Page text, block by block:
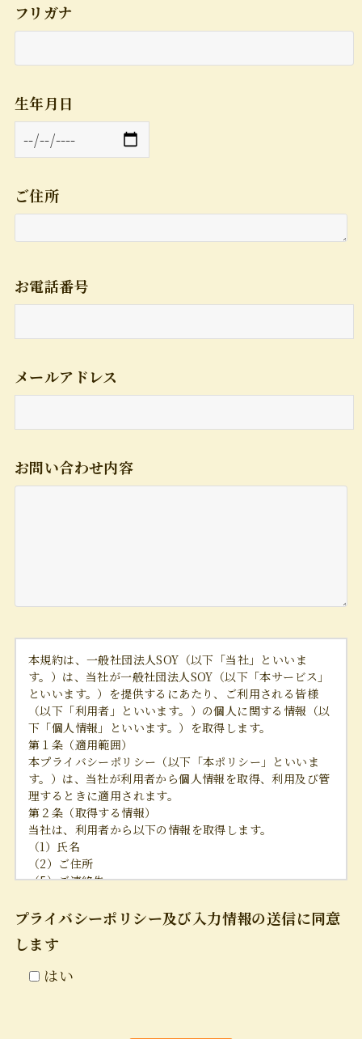
フリガナ
生年月日
ご住所
お電話番号
メールアドレス
お問い合わせ内容
本規約は、一般社団法人SOY（以下「当社」といいま
す。）は、当社が一般社団法人SOY（以下「本サービス」
といいます。）を提供するにあたり、ご利用される皆様
（以下「利用者」といいます。）の個人に関する情報（以
下「個人情報」といいます。）を取得します。
第１条（適用範囲）
本プライバシーポリシー（以下「本ポリシー」といいま
す。）は、当社が利用者から個人情報を取得、利用及び管
理するときに適用されます。
第２条（取得する情報）
当社は、利用者から以下の情報を取得します。
（1）氏名
（2）ご住所
（5）ご連絡先
当社が個人情報を収集・利用する目的は、以下のとおりで
（1）本サービスの提供・運営のため
ため
プライバシーポリシー及び入力情報の送信に同意
します
はい